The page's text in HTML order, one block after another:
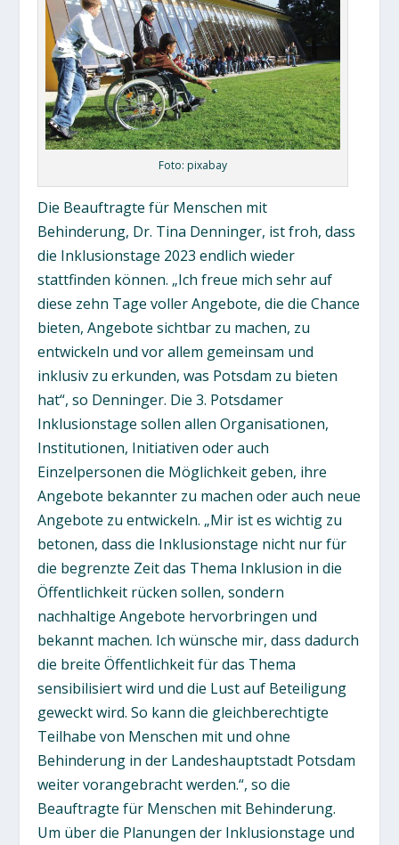
Foto: pixabay
Die Beauftragte für Menschen mit
Behinderung, Dr. Tina Denninger, ist froh, dass
die Inklusionstage 2023 endlich wieder
stattfinden können. „Ich freue mich sehr auf
diese zehn Tage voller Angebote, die die Chance
bieten, Angebote sichtbar zu machen, zu
entwickeln und vor allem gemeinsam und
inklusiv zu erkunden, was Potsdam zu bieten
hat“, so Denninger. Die 3. Potsdamer
Inklusionstage sollen allen Organisationen,
Institutionen, Initiativen oder auch
Einzelpersonen die Möglichkeit geben, ihre
Angebote bekannter zu machen oder auch neue
Angebote zu entwickeln. „Mir ist es wichtig zu
betonen, dass die Inklusionstage nicht nur für
die begrenzte Zeit das Thema Inklusion in die
Öffentlichkeit rücken sollen, sondern
nachhaltige Angebote hervorbringen und
bekannt machen. Ich wünsche mir, dass dadurch
die breite Öffentlichkeit für das Thema
sensibilisiert wird und die Lust auf Beteiligung
geweckt wird. So kann die gleichberechtigte
Teilhabe von Menschen mit und ohne
Behinderung in der Landeshauptstadt Potsdam
weiter vorangebracht werden.“, so die
Beauftragte für Menschen mit Behinderung.
Um über die Planungen der Inklusionstage und